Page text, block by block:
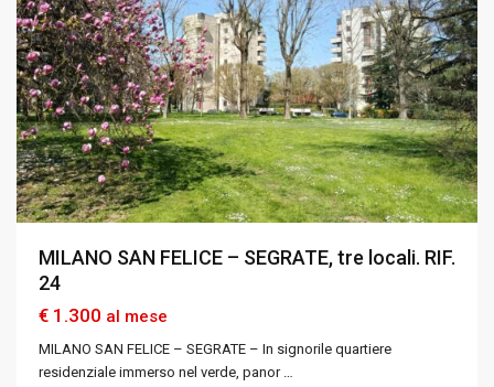
MILANO SAN FELICE – SEGRATE, tre locali. RIF.
24
€ 1.300 al mese
MILANO SAN FELICE – SEGRATE – In signorile quartiere
residenziale immerso nel verde, panor …